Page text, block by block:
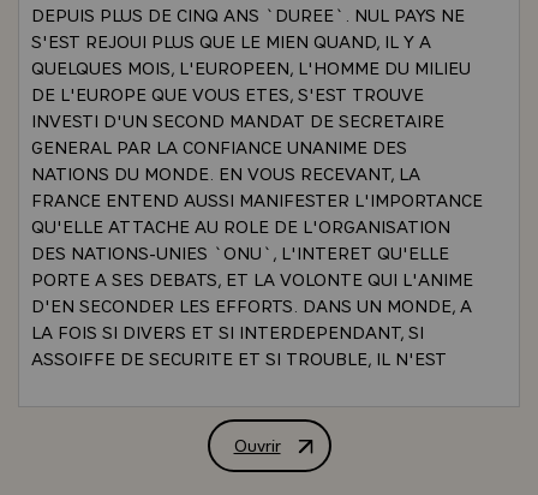
DEPUIS PLUS DE CINQ ANS `DUREE`. NUL PAYS NE
S'EST REJOUI PLUS QUE LE MIEN QUAND, IL Y A
QUELQUES MOIS, L'EUROPEEN, L'HOMME DU MILIEU
DE L'EUROPE QUE VOUS ETES, S'EST TROUVE
INVESTI D'UN SECOND MANDAT DE SECRETAIRE
GENERAL PAR LA CONFIANCE UNANIME DES
NATIONS DU MONDE. EN VOUS RECEVANT, LA
FRANCE ENTEND AUSSI MANIFESTER L'IMPORTANCE
QU'ELLE ATTACHE AU ROLE DE L'ORGANISATION
DES NATIONS-UNIES `ONU`, L'INTERET QU'ELLE
PORTE A SES DEBATS, ET LA VOLONTE QUI L'ANIME
D'EN SECONDER LES EFFORTS. DANS UN MONDE, A
LA FOIS SI DIVERS ET SI INTERDEPENDANT, SI
ASSOIFFE DE SECURITE ET SI TROUBLE, IL N'EST
DOUTE L'ACTION QUE CELLES-CI PEUVENT
ENTREPRENDRE N'EST-ELLE PAS TOUJOURS
Ouvrir
ALLOCUTION DE M. VALERY